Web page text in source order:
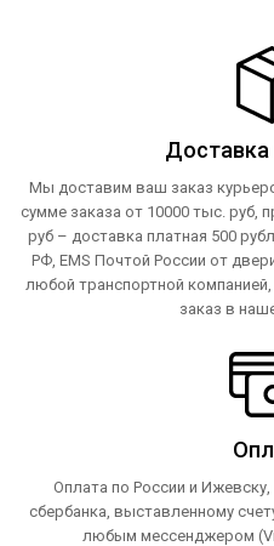
Доставка
Мы доставим ваш заказ
сумме заказа от 10000 тыс. руб,
руб – доставка платная 500
РФ, EMS Почтой России от
любой транспортной
заказ в
Оплата по России и
сбербанка, выставленному
любым мессенджером